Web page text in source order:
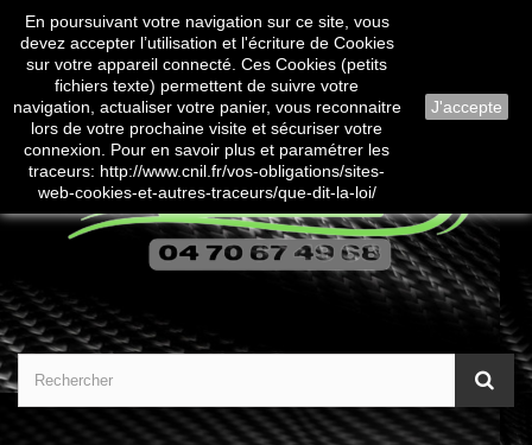
Contactez-nous
En poursuivant votre navigation sur ce site, vous
devez accepter l’utilisation et l'écriture de Cookies
sur votre appareil connecté. Ces Cookies (petits
fichiers texte) permettent de suivre votre
navigation, actualiser votre panier, vous reconnaitre
lors de votre prochaine visite et sécuriser votre
connexion. Pour en savoir plus et paramétrer les
traceurs: http://www.cnil.fr/vos-obligations/sites-
web-cookies-et-autres-traceurs/que-dit-la-loi/
J'accepte